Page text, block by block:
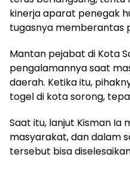
kinerja aparat penegak
tugasnya memberantas
Mantan pejabat di Kota
pengalamannya saat
daerah. Ketika itu,
togel di kota sorong,
Saat itu, lanjut Kisman Ia
masyarakat, dan dalam
tersebut bisa